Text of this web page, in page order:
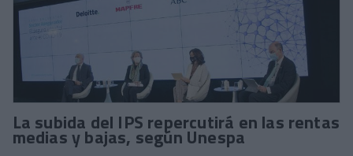
La subida del IPS repercutirá en las rentas
medias y bajas, según Unespa